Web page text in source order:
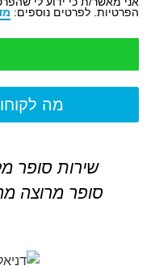
הפרטיות. לפרטים נוספים:
מה
שירות סופר
סופר מרוצה